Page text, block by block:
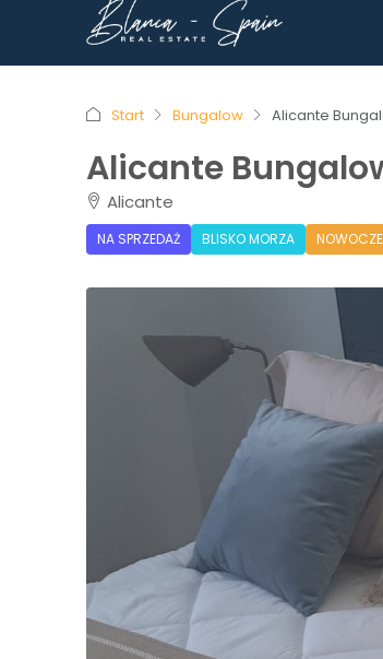
Start Bungalow Alicante
Alicante
Alicante
NA SPRZEDAŻ BLISKO MORZA